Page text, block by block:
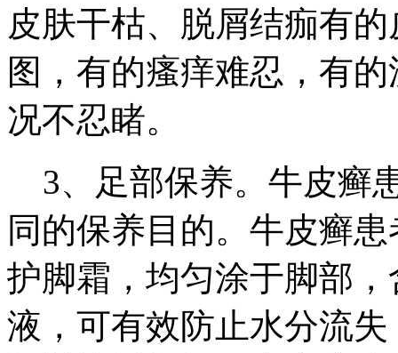
皮肤干枯、脱屑结痂有
图，有的瘙痒难忍，有
况不忍睹。
3、足部保养。牛皮癣
同的保养目的。牛皮癣
护脚霜，均匀涂于脚部
液，可有效防止水分流